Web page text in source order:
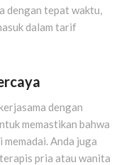
dengan tepat waktu,
dalam tarif
dengan
memastikan bahwa
Anda juga
pria atau wanita